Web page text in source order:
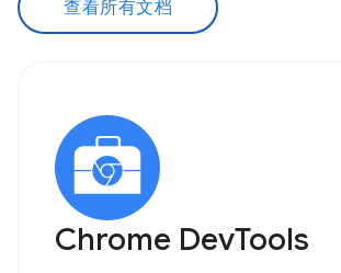
查看所有文档
Chrome DevTools